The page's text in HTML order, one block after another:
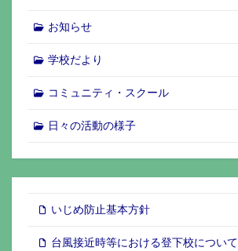
お知らせ
学校だより
コミュニティ・スクール
日々の活動の様子
いじめ防止基本方針
台風接近時等における登下校について